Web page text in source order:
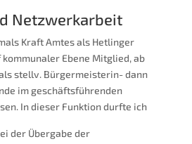
Netzwerkarbeit
Kraft Amtes als Hetlinger
Ebene Mitglied, ab
stellv. Bürgermeisterin- dann
im geschäftsführenden
In dieser Funktion durfte ich
der Übergabe der